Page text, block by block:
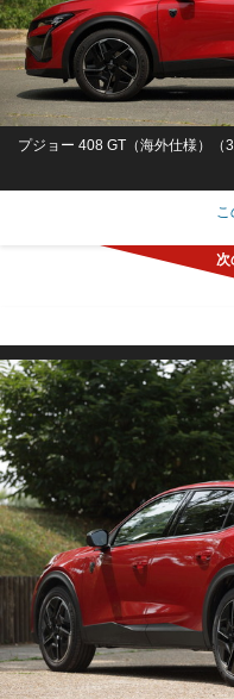
プジョー 408 GT（海外仕様）（